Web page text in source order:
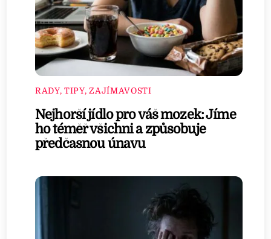
RADY, TIPY, ZAJÍMAVOSTI
Nejhorší jídlo pro váš mozek: Jíme
ho téměř všichni a způsobuje
předčasnou únavu